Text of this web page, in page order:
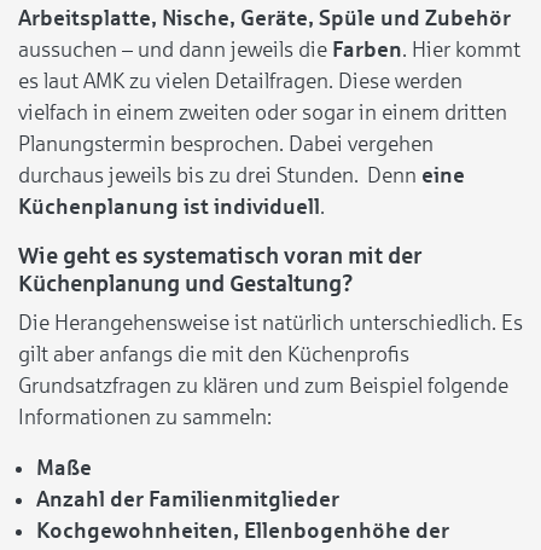
Arbeitsplatte, Nische, Geräte, Spüle und Zubehör
aussuchen – und dann jeweils die Farben. Hier kommt
es laut AMK zu vielen Detailfragen. Diese werden
vielfach in einem zweiten oder sogar in einem dritten
Planungstermin besprochen. Dabei vergehen
durchaus jeweils bis zu drei Stunden. Denn eine
Küchenplanung ist individuell.
Wie geht es systematisch voran mit der
Küchenplanung und Gestaltung?
Die Herangehensweise ist natürlich unterschiedlich. Es
gilt aber anfangs die mit den Küchenprofis
Grundsatzfragen zu klären und zum Beispiel folgende
Informationen zu sammeln:
Maße
Anzahl der Familienmitglieder
Kochgewohnheiten, Ellenbogenhöhe der